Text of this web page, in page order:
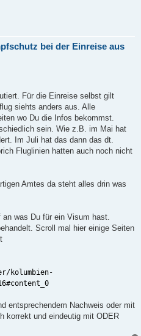
bei der Einreise aus
Für die Einreise selbst gilt
siehts anders aus. Alle
wo Du die Infos bekommst.
sein. Wie z.B. im Mai hat
Im Juli hat das dann das dt.
Fluglinien hatten auch noch nicht
Amtes da steht alles drin was
was Du für ein Visum hast.
Scroll mal hier einige Seiten
kolumbien-
entsprechendem Nachweis oder mit
korrekt und eindeutig mit ODER